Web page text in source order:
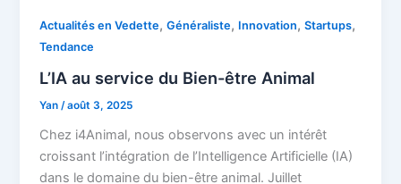
Actualités en Vedette,Généraliste, Innovation,Startups,
Tendance
L’IA au service du Bien-être Animal
Yan/août 3, 2025
Chez i4Animal, nous observons avec un intérêt
croissant l’intégration de l’Intelligence Artificielle (IA)
dans le domaine du bien-être animal. Juillet